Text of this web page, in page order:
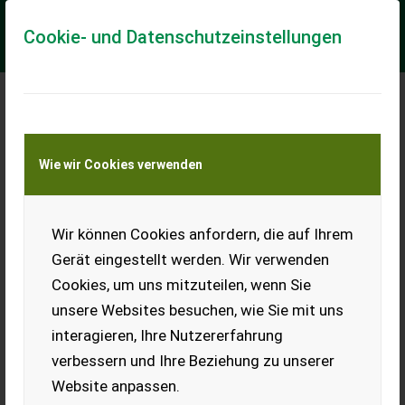
Cookie- und Datenschutzeinstellungen
Wie wir Cookies verwenden
Wir können Cookies anfordern, die auf Ihrem
Gerät eingestellt werden. Wir verwenden
Cookies, um uns mitzuteilen, wenn Sie
unsere Websites besuchen, wie Sie mit uns
interagieren, Ihre Nutzererfahrung
verbessern und Ihre Beziehung zu unserer
Website anpassen.
Meine Transportkostenanfrage
Transport von Land- und Baumaschinen –
KEINE Tiertransporte
Can-am Can-Am Outlander MAX Electric EV37
WH TR26
Der 2026 Can-Am Outlander MAX Electric ist ein
leistungsstarkes, geräuscharmes und wartungsarmes ATV,
das mit seinem Elektroantrieb neue Maßstäbe s...
EUR 18.579 inkl. 20 % MwSt.